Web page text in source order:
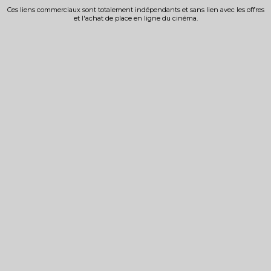
Ces liens commerciaux sont totalement indépendants et sans lien avec les offres
et l'achat de place en ligne du cinéma.